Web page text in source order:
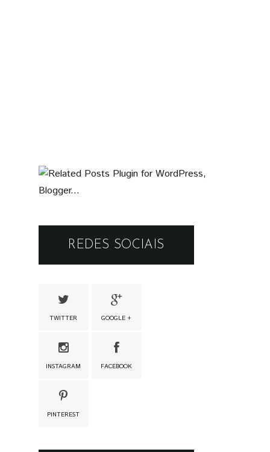
REDES SOCIAIS
TWITTER GOOGLE +
INSTAGRAM FACEBOOK
PINTEREST